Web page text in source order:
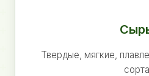
Твердые, мягкие,
сорта